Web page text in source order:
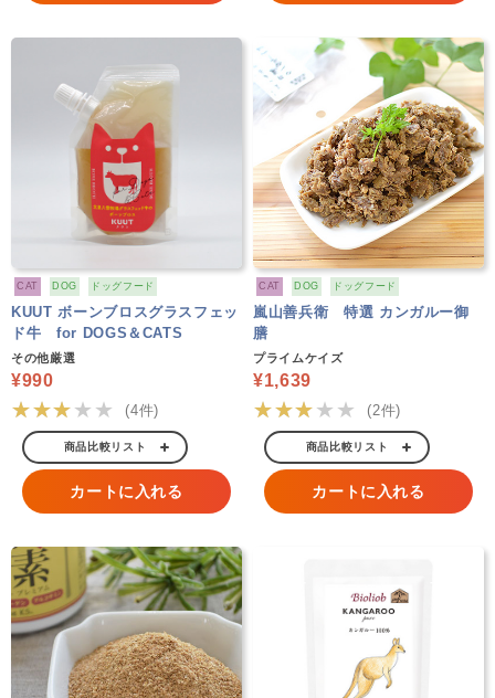
CAT DOG ドッグフード
KUUT ボーンブロスグラスフェッ
ド牛 for DOGS＆CATS
その他厳選
¥990
★★★★★ (4件)
商品比較リスト
カートに入れる
CAT DOG ドッグフード
嵐山善兵衛 特選 カンガルー御
膳
プライムケイズ
¥1,639
★★★★★ (2件)
商品比較リスト
カートに入れる